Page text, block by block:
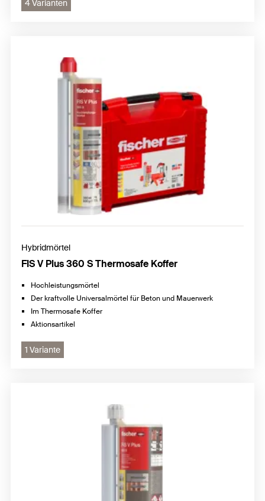
4 Varianten
Hybridmörtel
FIS V Plus 360 S Thermosafe Koffer
Hochleistungsmörtel
Der kraftvolle Universalmörtel für Beton und Mauerwerk
Im Thermosafe Koffer
Aktionsartikel
1 Variante